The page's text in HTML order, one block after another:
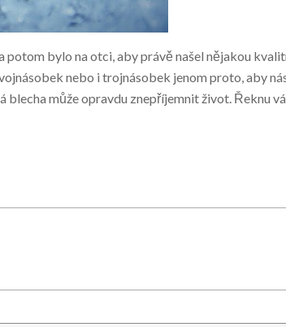
bylo na otci, aby právě našel nějakou
nebo i trojnásobek jenom proto, aby
může opravdu znepříjemnit život. Řeknu